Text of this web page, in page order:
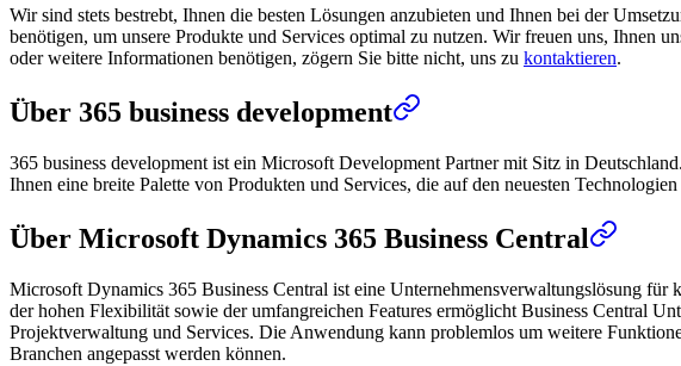
Wir sind stets bestrebt, Ihnen die besten Lösungen anzubieten und Ihnen bei der
benötigen, um unsere Produkte und Services optimal zu nutzen. Wir freuen uns, Ihnen
oder weitere Informationen benötigen, zögern Sie bitte nicht, uns zu kontaktieren.
Über 365 business development
365 business development ist ein Microsoft Development Partner mit Sitz in
Ihnen eine breite Palette von Produkten und Services, die auf den neuesten Technologien
Über Microsoft Dynamics 365 Business Central
Microsoft Dynamics 365 Business Central ist eine Unternehmensverwaltungslösung
der hohen Flexibilität sowie der umfangreichen Features ermöglicht Business Central
Projektverwaltung und Services. Die Anwendung kann problemlos um weitere
Branchen angepasst werden können.